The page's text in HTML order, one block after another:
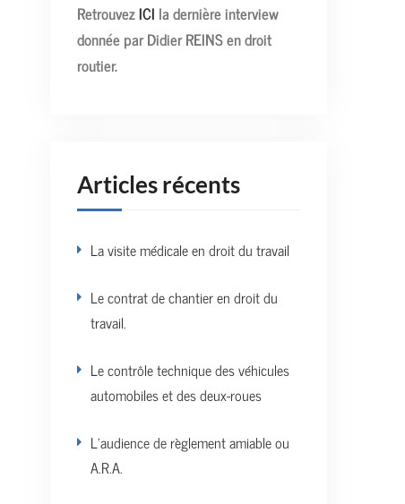
RetrouvezICI la dernière interview
donnée par Didier REINS en droit
routier.
Articles récents
La visite médicale en droit du travail
Le contrat de chantier en droit du
travail.
Le contrôle technique des véhicules
automobiles et des deux-roues
L’audience de règlement amiable ou
A.R.A.